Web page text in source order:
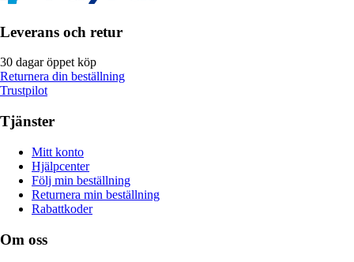
Leverans och retur
30 dagar öppet köp
Returnera din beställning
Trustpilot
Tjänster
Mitt konto
Hjälpcenter
Följ min beställning
Returnera min beställning
Rabattkoder
Om oss